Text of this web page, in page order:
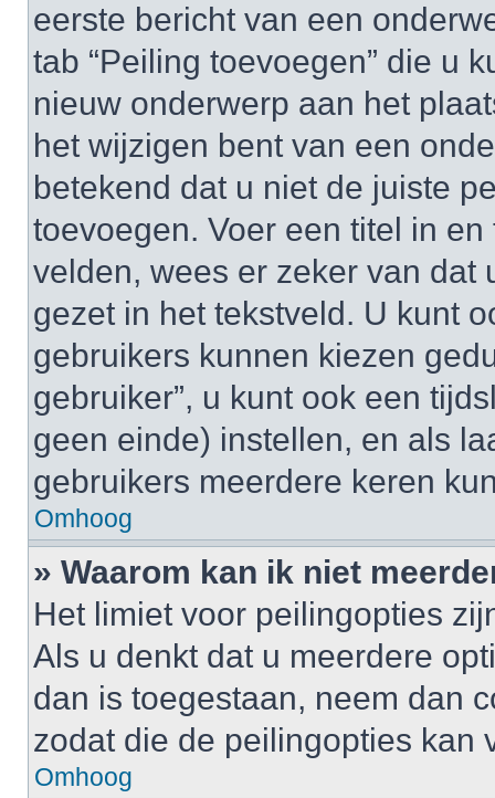
eerste bericht van een
tab “Peiling toevoegen” die u
nieuw onderwerp aan het
het wijzigen bent van een
betekend dat u niet de juiste
toevoegen. Voer een titel in
velden, wees er zeker van dat
gezet in het tekstveld. U kunt
gebruikers kunnen kiezen
gebruiker”, u kunt ook een
geen einde) instellen, en als
gebruikers meerdere keren
Omhoog
» Waarom kan ik niet
Het limiet voor peilingopties
Als u denkt dat u meerdere
dan is toegestaan, neem dan
zodat die de peilingopties kan
Omhoog